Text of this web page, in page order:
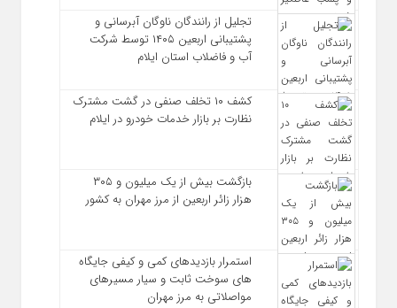
تجلیل از رانندگان ناوگان آبرسانی و
پشتیبانی اربعین ۱۴۰۵ توسط شرکت
آب و فاضلاب استان ایلام
کشف ۱۰ تخلف صنفی در گشت مشترک
نظارت بر بازار خدمات خودرو در ایلام
بازگشت بیش از یک میلیون و ۳۰۵
هزار زائر اربعین از مرز مهران به کشور
استمرار بازدیدهای کمی و کیفی جایگاه‌
های سوخت ثابت و سیار مسیرهای
مواصلاتی به مرز مهران